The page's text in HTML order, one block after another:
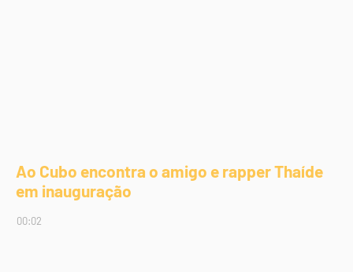
Ao Cubo encontra o amigo e rapper Thaíde
em inauguração
00:02